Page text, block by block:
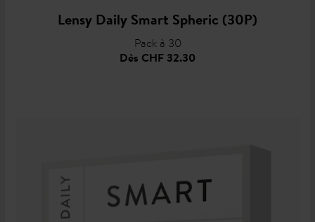
Lensy Daily Smart Spheric (30P)
Pack à 30
Dès CHF 32.30